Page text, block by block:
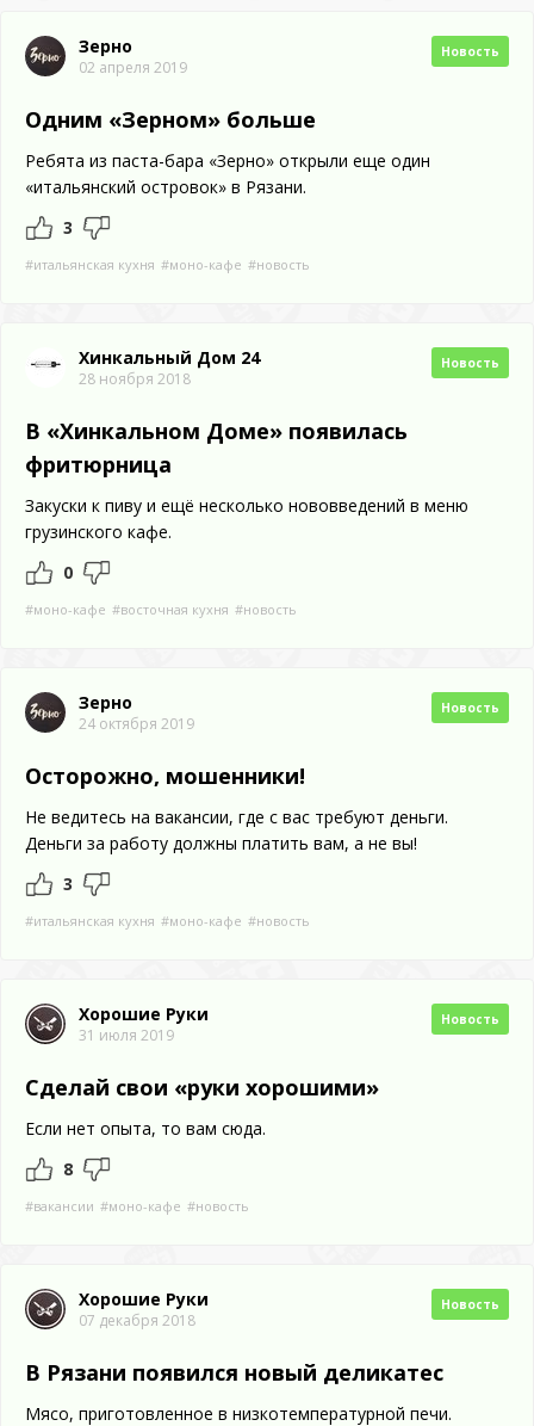
Зерно
02 апреля 2019
Новость
Одним «Зерном» больше
Ребята из паста-бара «Зерно» открыли еще один
«итальянский островок» в Рязани.
3
#итальянская кухня #моно-кафе #новость
Хинкальный Дом 24
28 ноября 2018
Новость
В «Хинкальном Доме» появилась
фритюрница
Закуски к пиву и ещё несколько нововведений в меню
грузинского кафе.
0
#моно-кафе #восточная кухня #новость
Зерно
24 октября 2019
Новость
Осторожно, мошенники!
Не ведитесь на вакансии, где с вас требуют деньги.
Деньги за работу должны платить вам, а не вы!
3
#итальянская кухня #моно-кафе #новость
Хорошие Руки
31 июля 2019
Новость
Сделай свои «руки ‎хорошими»
Если нет опыта, то вам сюда.
8
#вакансии #моно-кафе #новость
Хорошие Руки
07 декабря 2018
Новость
В Рязани появился новый деликатес
Мясо, приготовленное в низкотемпературной печи.